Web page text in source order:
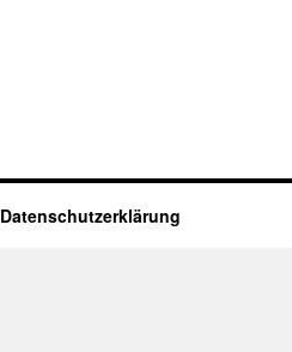
Datenschutzerklärung